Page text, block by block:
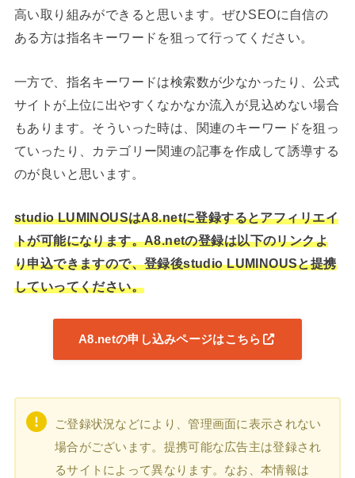
高い取り組みができると思います。ぜひSEOに自信の
ある方は指名キーワードを狙って行ってください。
一方で、指名キーワードは検索数が少なかったり、公式
サイトが上位に出やすくなかなか流入が見込めない場合
もあります。そういった時は、関連のキーワードを狙っ
ていったり、カテゴリー関連の記事を作成して誘導する
のが良いと思います。
studio LUMINOUSはA8.netに登録するとアフィリエイ
トが可能になります。A8.netの登録は以下のリンクよ
り申込できますので、登録後studio LUMINOUSと提携
していってください。
A8.netの申し込みページはこちら
ご登録状況などにより、管理画面に表示されない
場合がございます。提携可能な広告主は登録され
るサイトによって異なります。なお、本情報は